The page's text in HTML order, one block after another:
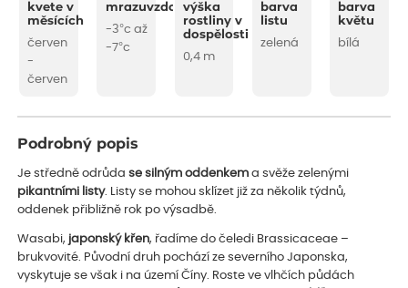
kvete v
měsících
červen
-
červen
mrazuvzdornost
-3°c až
-7°c
výška
rostliny v
dospělosti
0,4 m
barva
listu
zelená
barva
květu
bílá
Podrobný popis
Je středně odrůdase silným oddenkem a svěže zelenými
pikantními listy. Listy se mohou sklízet již za několik týdnů,
oddenek přibližně rok po výsadbě.
Wasabi, japonský křen, řadíme do čeledi Brassicaceae –
brukvovité. Původní druh pochází ze severního Japonska,
vyskytuje se však i na území Číny. Roste ve vlhčích půdách